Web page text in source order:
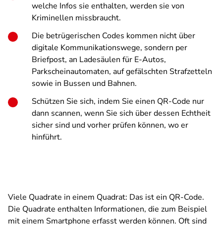
welche Infos sie enthalten, werden sie von
Kriminellen missbraucht.
Die betrügerischen Codes kommen nicht über
digitale Kommunikationswege, sondern per
Briefpost, an Ladesäulen für E-Autos,
Parkscheinautomaten, auf gefälschten Strafzetteln
sowie in Bussen und Bahnen.
Schützen Sie sich, indem Sie einen QR-Code nur
dann scannen, wenn Sie sich über dessen Echtheit
sicher sind und vorher prüfen können, wo er
hinführt.
Viele Quadrate in einem Quadrat: Das ist ein QR-Code.
Die Quadrate enthalten Informationen, die zum Beispiel
mit einem Smartphone erfasst werden können. Oft sind